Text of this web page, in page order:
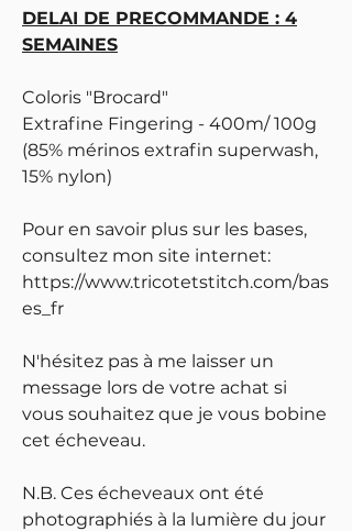
DELAI DE PRECOMMANDE : 4
SEMAINES
Coloris "Brocard"
Extrafine Fingering - 400m/ 100g
(85% mérinos extrafin superwash,
15% nylon)
Pour en savoir plus sur les bases,
consultez mon site internet:
https://www.tricotetstitch.com/bas
es_fr
N'hésitez pas à me laisser un
message lors de votre achat si
vous souhaitez que je vous bobine
cet écheveau.
N.B. Ces écheveaux ont été
photographiés à la lumière du jour